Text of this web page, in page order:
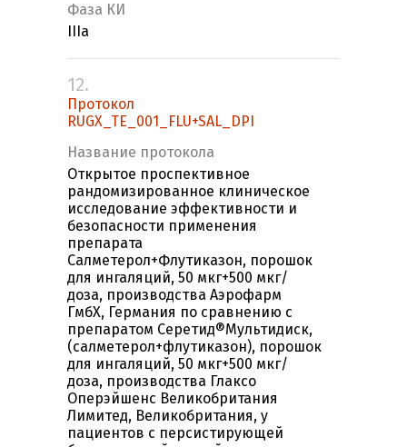
Фаза КИ
IIIa
12.
Протокол
RUGX_TE_001_FLU+SAL_DPI
Название протокола
Открытое проспективное
рандомизированное клиническое
исследование эффективности и
безопасности применения
препарата
Салметерол+Флутиказон, порошок
для ингаляций, 50 мкг+500 мкг/
доза, производства Аэрофарм
ГмбХ, Германия по сравнению с
препаратом Серетид®Мультидиск,
(салметерол+флутиказон), порошок
для ингаляций, 50 мкг+500 мкг/
доза, производства Глаксо
Оперэйшенс Великобритания
Лимитед, Великобритания, у
пациентов с персистирующей